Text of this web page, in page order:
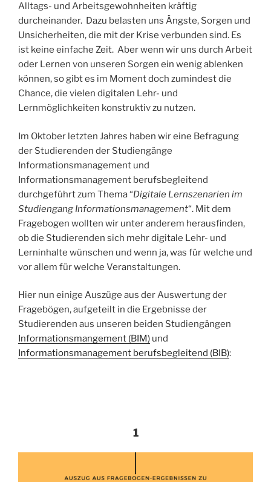
Alltags- und Arbeitsgewohnheiten kräftig
durcheinander. Dazu belasten uns Ängste, Sorgen und
Unsicherheiten, die mit der Krise verbunden sind. Es
ist keine einfache Zeit. Aber wenn wir uns durch Arbeit
oder Lernen von unseren Sorgen ein wenig ablenken
können, so gibt es im Moment doch zumindest die
Chance, die vielen digitalen Lehr- und
Lernmöglichkeiten konstruktiv zu nutzen.
Im Oktober letzten Jahres haben wir eine Befragung
der Studierenden der Studiengänge
Informationsmanagement und
Informationsmanagement berufsbegleitend
durchgeführt zum Thema “Digitale Lernszenarien im
Studiengang Informationsmanagement“. Mit dem
Fragebogen wollten wir unter anderem herausfinden,
ob die Studierenden sich mehr digitale Lehr- und
Lerninhalte wünschen und wenn ja, was für welche und
vor allem für welche Veranstaltungen.
Hier nun einige Auszüge aus der Auswertung der
Fragebögen, aufgeteilt in die Ergebnisse der
Studierenden aus unseren beiden Studiengängen
Informationsmangement (BIM) und
Informationsmanagement berufsbegleitend (BIB):
1